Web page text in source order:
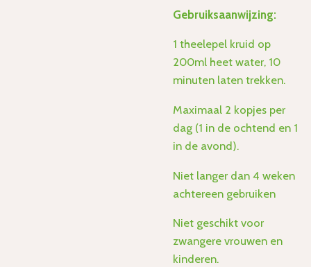
Gebruiksaanwijzing:
1 theelepel kruid op
200ml heet water, 10
minuten laten trekken.
Maximaal 2 kopjes per
dag (1 in de ochtend en 1
in de avond).
Niet langer dan 4 weken
achtereen gebruiken
Niet geschikt voor
zwangere vrouwen en
kinderen.